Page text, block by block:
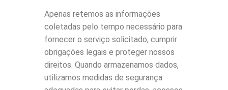
Apenas retemos as informações
coletadas pelo tempo necessário para
fornecer o serviço solicitado, cumprir
obrigações legais e proteger nossos
direitos. Quando armazenamos dados,
utilizamos medidas de segurança